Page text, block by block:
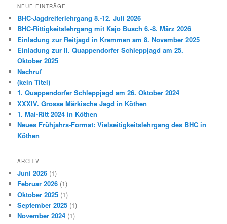
NEUE EINTRÄGE
BHC-Jagdreiterlehrgang 8.-12. Juli 2026
BHC-Rittigkeitslehrgang mit Kajo Busch 6.-8. März 2026
Einladung zur Reitjagd in Kremmen am 8. November 2025
Einladung zur II. Quappendorfer Schleppjagd am 25.
Oktober 2025
Nachruf
(kein Titel)
1. Quappendorfer Schleppjagd am 26. Oktober 2024
XXXIV. Grosse Märkische Jagd in Köthen
1. Mai-Ritt 2024 in Köthen
Neues Frühjahrs-Format: Vielseitigkeitslehrgang des BHC in
Köthen
ARCHIV
Juni 2026 (1)
Februar 2026 (1)
Oktober 2025 (1)
September 2025 (1)
November 2024 (1)